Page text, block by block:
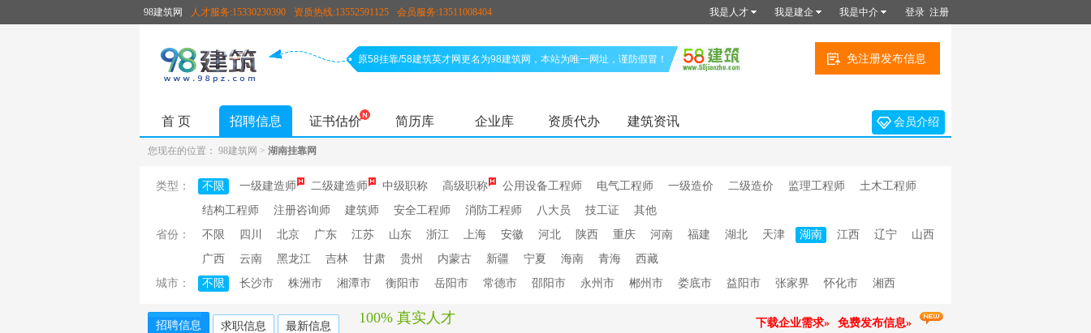
98建筑网 人才服务:15330230390 资质热线:13552591125 会员服务:13511008404 我是人才 我是建企 我是中介 登录 注册
原58挂靠/58建筑英才网更名为98建筑网，本站为唯一网址，谨防假冒！ 免注册发布信息
首 页 招聘信息 证书估价 简历库 企业库 资质代办 建筑资讯 会员介绍
您现在的位置： 98建筑网 > 湖南挂靠网
类型： 不限 一级建造师 二级建造师 中级职称 高级职称 公用设备工程师 电气工程师 一级造价 二级造价 监理工程师
土木工程师
结构工程师
注册咨询师 建筑师 安全工程师 消防工程师 八大员 技工证
其他
省份：
不限 四川 北京 广东 江苏 山东 浙江 上海 安徽 河北 陕西 重庆 河南 福建 湖北 天津 湖南 江西 辽宁
山西
广西
云南 黑龙江 吉林 甘肃 贵州 内蒙古 新疆 宁夏 海南 青海
西藏
城市：
不限 长沙市 株洲市 湘潭市 衡阳市 岳阳市 常德市 邵阳市 永州市 郴州市 娄底市 益阳市 张家界 怀化市 湘西
免费发布信息»
下载企业需求»
招聘信息 求职信息 最新信息 100% 真实人才